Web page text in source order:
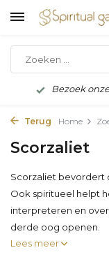
Bezoek
Terug Home
Scorzaliet
Scorzaliet bevordert
Ook spiritueel helpt
interpreteren en
derde oog openen.
Lees meer